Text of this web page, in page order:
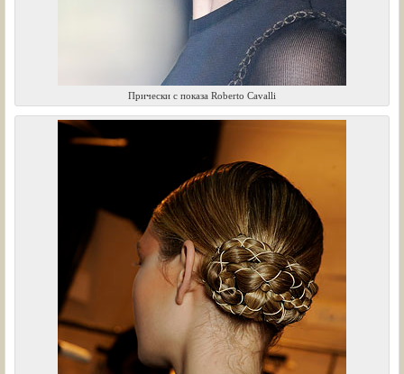
Прически с показа Roberto Cavalli